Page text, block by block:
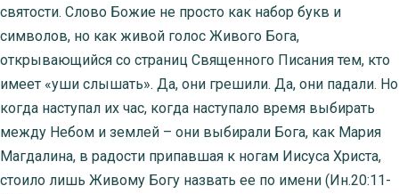
святости. Слово Божие не просто как набор букв и
символов, но как живой голос Живого Бога,
открывающийся со страниц Священного Писания тем, кто
имеет «уши слышать». Да, они грешили. Да, они падали. Но
когда наступал их час, когда наступало время выбирать
между Небом и землей – они выбирали Бога, как Мария
Магдалина, в радости припавшая к ногам Иисуса Христа,
стоило лишь Живому Богу назвать ее по имени (Ин.20:11-